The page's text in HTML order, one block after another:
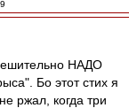
НАДО
Бо этот стих я
ржал, когда три